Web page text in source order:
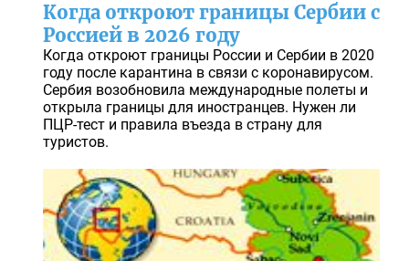
Когда откроют границы Сербии с
Россией в 2026 году
Когда откроют границы России и Сербии в 2020
году после карантина в связи с коронавирусом.
Сербия возобновила международные полеты и
открыла границы для иностранцев. Нужен ли
ПЦР-тест и правила въезда в страну для
туристов.